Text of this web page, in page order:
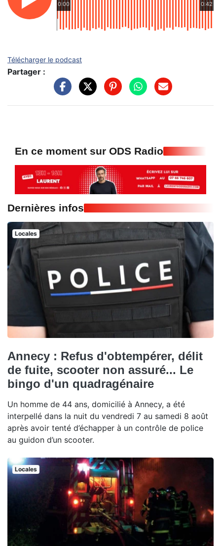
0:00 0:42
Télécharger le podcast
Partager :
En ce moment sur ODS Radio
Dernières infos
Locales
Annecy : Refus d'obtempérer, délit
de fuite, scooter non assuré... Le
bingo d'un quadragénaire
Un homme de 44 ans, domicilié à Annecy, a été
interpellé dans la nuit du vendredi 7 au samedi 8 août
après avoir tenté d’échapper à un contrôle de police
au guidon d’un scooter.
Locales